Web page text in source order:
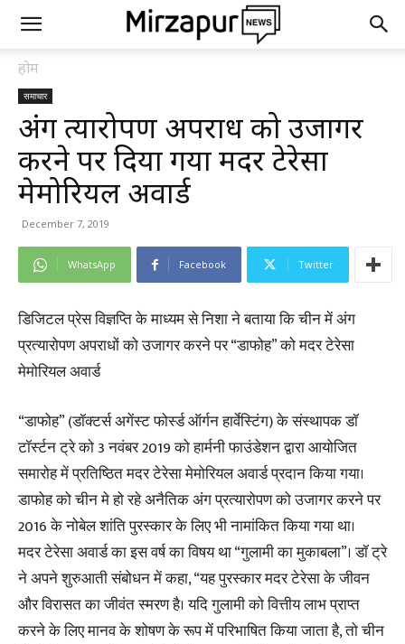
होम
समाचार
अंग प्रत्यारोपण अपराध को उजागर
करने पर दिया गया मदर टेरेसा
मेमोरियल अवार्ड
December 7, 2019
WhatsApp Facebook Twitter
डिजिटल प्रेस विज्ञप्ति के माध्यम से निशा ने बताया कि चीन में अंग
प्रत्यारोपण अपराधों को उजागर करने पर “डाफोह” को मदर टेरेसा
मेमोरियल अवार्ड
“डाफोह” (डॉक्टर्स अगेंस्ट फोर्स्ड ऑर्गन हार्वेस्टिंग) के संस्थापक डॉ
टॉर्स्टन ट्रे को 3 नवंबर 2019 को हार्मनी फाउंडेशन द्वारा आयोजित
समारोह में प्रतिष्ठित मदर टेरेसा मेमोरियल अवार्ड प्रदान किया गया।
डाफोह को चीन मे हो रहे अनैतिक अंग प्रत्यारोपण को उजागर करने पर
2016 के नोबेल शांति पुरस्कार के लिए भी नामांकित किया गया था।
मदर टेरेसा अवार्ड का इस वर्ष का विषय था “गुलामी का मुकाबला”। डॉ ट्रे
ने अपने शुरुआती संबोधन में कहा, “यह पुरस्कार मदर टेरेसा के जीवन
और विरासत का जीवंत स्मरण है। यदि गुलामी को वित्तीय लाभ प्राप्त
करने के लिए मानव के शोषण के रूप में परिभाषित किया जाता है, तो चीन